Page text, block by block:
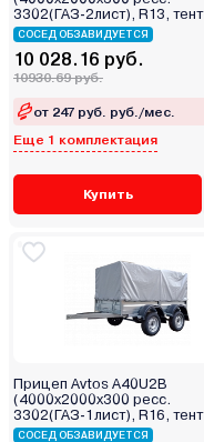
3302(ГАЗ-2лист), R13, тент
1200мм Аэро 2ос)
СОСЕД ОБЗАВИДУЕТСЯ
10 028.16 руб.
10930.69 руб.
от 247 руб. руб./мес.
Еще 1 комплектация
Купить
Прицеп Avtos A40U2B
(4000х2000х300 ресс.
3302(ГАЗ-1лист), R16, тент
800мм 2ос)
СОСЕД ОБЗАВИДУЕТСЯ